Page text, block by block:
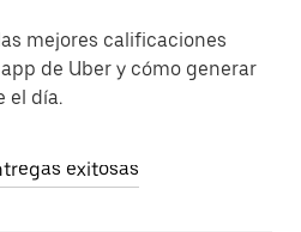
mejores calificaciones
de Uber y cómo generar
el día.
exitosas